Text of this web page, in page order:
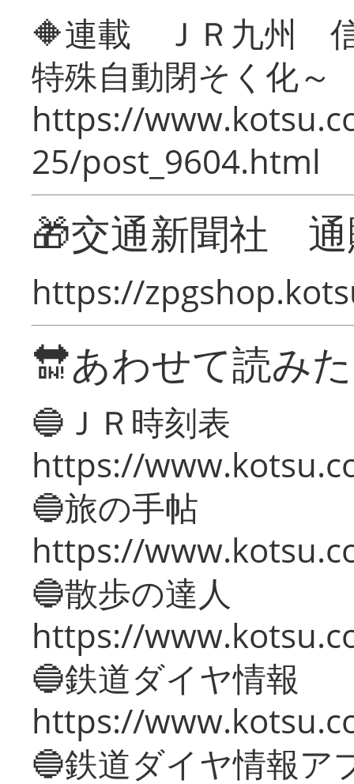
🔶連載 ＪＲ九州 信
特殊自動閉そく化～
https://
25/post_9604.html
🎁交通新聞社
https://
🔛あわせて読み
🔵ＪＲ時刻表
https://
🔵旅の手帖
https://
🔵散歩の達人
https://
🔵鉄道ダイヤ情報
https://
🔵鉄道ダイヤ情報ア